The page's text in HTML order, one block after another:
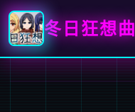
冬日狂想曲